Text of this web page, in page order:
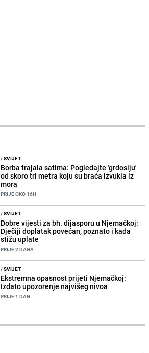
/SVIJET
Borba trajala satima: Pogledajte 'grdosiju'
od skoro tri metra koju su braća izvukla iz
mora
PRIJE OKO 16H
/SVIJET
Dobre vijesti za bh. dijasporu u Njemačkoj:
Dječiji doplatak povećan, poznato i kada
stižu uplate
PRIJE 2 DANA
/SVIJET
Ekstremna opasnost prijeti Njemačkoj:
Izdato upozorenje najvišeg nivoa
PRIJE 1 DAN